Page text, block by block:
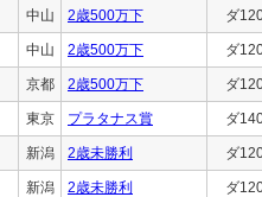
中山 2歳500万下 ダ
中山 2歳500万下 ダ
京都 2歳500万下 ダ
東京 プラタナス賞 ダ
新潟 2歳未勝利 ダ
新潟 2歳未勝利 ダ